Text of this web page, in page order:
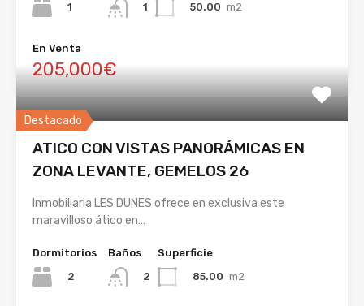
1
1
50.00 m2
En Venta
205,000€
Destacado
ATICO CON VISTAS PANORÁMICAS EN
ZONA LEVANTE, GEMELOS 26
Inmobiliaria LES DUNES ofrece en exclusiva este
maravilloso ático en…
Dormitorios
2
Baños
2
Superficie
85.00 m2